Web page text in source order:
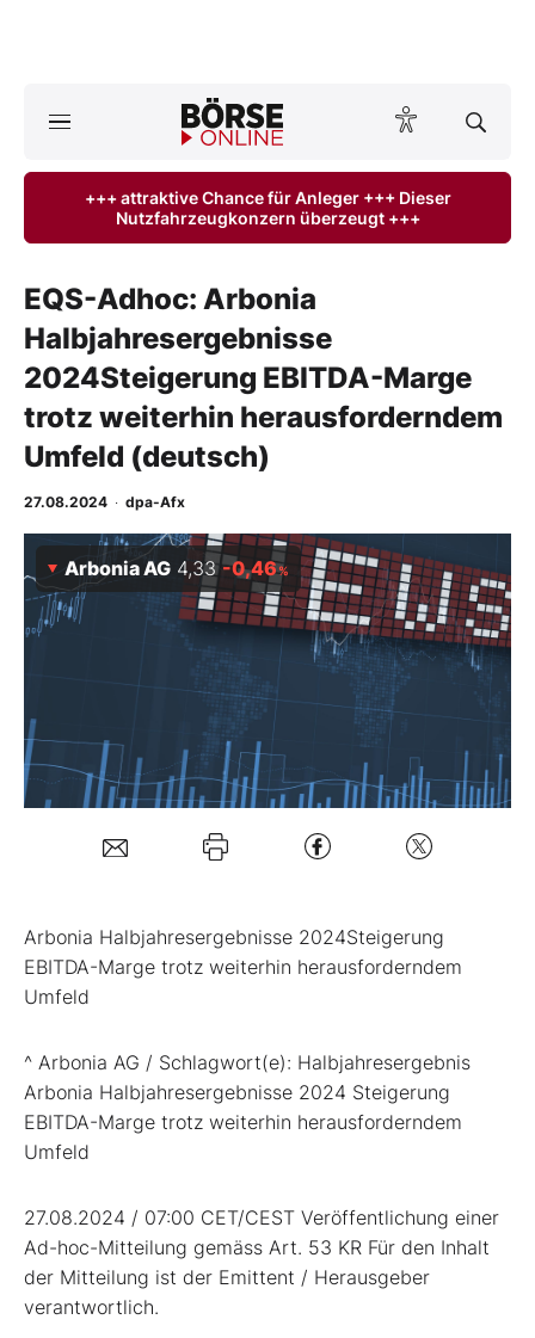
ktuelle Ausgabe BÖRSE ONLINE lesen
Finanz-Check
Abo & Shop
BO-Musterdepots
Mein B:O
Folgen Sie uns
+++ attraktive Chance für Anleger +++ Dieser
Nutzfahrzeugkonzern überzeugt +++
EQS-Adhoc: Arbonia
Halbjahresergebnisse
2024Steigerung EBITDA-Marge
trotz weiterhin herausforderndem
Umfeld (deutsch)
27.08.2024 · dpa-Afx
Arbonia AG 4,33 -0,46%
Arbonia Halbjahresergebnisse 2024Steigerung
EBITDA-Marge trotz weiterhin herausforderndem
Umfeld
^ Arbonia AG / Schlagwort(e): Halbjahresergebnis
Arbonia Halbjahresergebnisse 2024 Steigerung
EBITDA-Marge trotz weiterhin herausforderndem
Umfeld
27.08.2024 / 07:00 CET/CEST Veröffentlichung einer
Ad-hoc-Mitteilung gemäss Art. 53 KR Für den Inhalt
der Mitteilung ist der Emittent / Herausgeber
verantwortlich.